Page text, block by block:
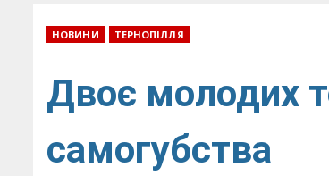
НОВИНИ ТЕРНОПІЛЛЯ
Двоє молодих
самогубства